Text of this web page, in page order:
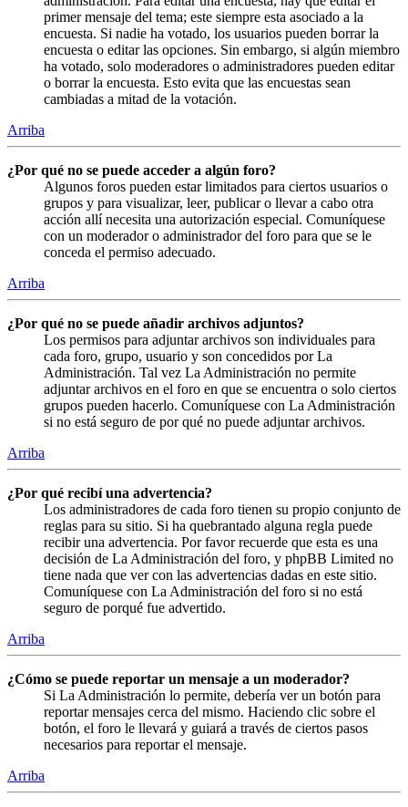
primer mensaje del tema; este siempre esta asociado a la
encuesta. Si nadie ha votado, los usuarios pueden borrar la
encuesta o editar las opciones. Sin embargo, si algún miembro
ha votado, solo moderadores o administradores pueden editar
o borrar la encuesta. Esto evita que las encuestas sean
cambiadas a mitad de la votación.
Arriba
¿Por qué no se puede acceder a algún foro?
Algunos foros pueden estar limitados para ciertos usuarios o
grupos y para visualizar, leer, publicar o llevar a cabo otra
acción allí necesita una autorización especial. Comuníquese
con un moderador o administrador del foro para que se le
conceda el permiso adecuado.
Arriba
¿Por qué no se puede añadir archivos adjuntos?
Los permisos para adjuntar archivos son individuales para
cada foro, grupo, usuario y son concedidos por La
Administración. Tal vez La Administración no permite
adjuntar archivos en el foro en que se encuentra o solo ciertos
grupos pueden hacerlo. Comuníquese con La Administración
si no está seguro de por qué no puede adjuntar archivos.
Arriba
¿Por qué recibí una advertencia?
Los administradores de cada foro tienen su propio conjunto de
reglas para su sitio. Si ha quebrantado alguna regla puede
recibir una advertencia. Por favor recuerde que esta es una
decisión de La Administración del foro, y phpBB Limited no
tiene nada que ver con las advertencias dadas en este sitio.
Comuníquese con La Administración del foro si no está
seguro de porqué fue advertido.
Arriba
¿Cómo se puede reportar un mensaje a un moderador?
Si La Administración lo permite, debería ver un botón para
reportar mensajes cerca del mismo. Haciendo clic sobre el
botón, el foro le llevará y guiará a través de ciertos pasos
necesarios para reportar el mensaje.
Arriba